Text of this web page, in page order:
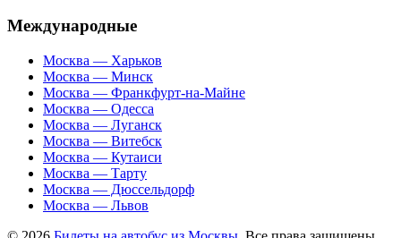
Международные
Москва — Харьков
Москва — Минск
Москва — Франкфурт-на-Майне
Москва — Одесса
Москва — Луганск
Москва — Витебск
Москва — Кутаиси
Москва — Тарту
Москва — Дюссельдорф
Москва — Львов